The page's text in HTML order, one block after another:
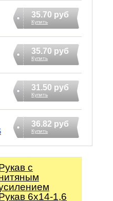
35.70 руб
Купить
35.70 руб
Купить
31.50 руб
Купить
36.82 руб
Купить
с
6х14-1,6